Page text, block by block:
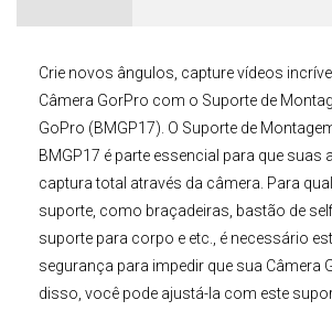
Crie novos ângulos, capture vídeos
Câmera GorPro com o Suporte de
GoPro (BMGP17). O Suporte de
BMGP17 é parte essencial para que suas
captura total através da câmera. Para
suporte, como braçadeiras, bastão de
suporte para corpo e etc., é necessário
segurança para impedir que sua Câmera
disso, você pode ajustá-la com este